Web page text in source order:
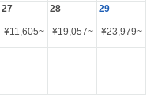
27
¥11,605~
28
¥19,057~
29
¥23,979~